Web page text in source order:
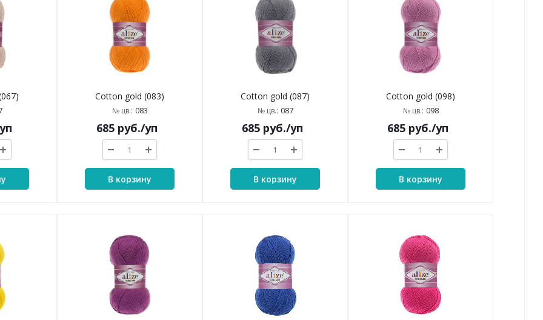
Cotton gold (083)
№ цв.: 083
685руб./уп
В корзину
Cotton gold (087)
№ цв.: 087
685руб./уп
В корзину
Cotton gold (098)
№ цв.: 098
685руб./уп
В корзину